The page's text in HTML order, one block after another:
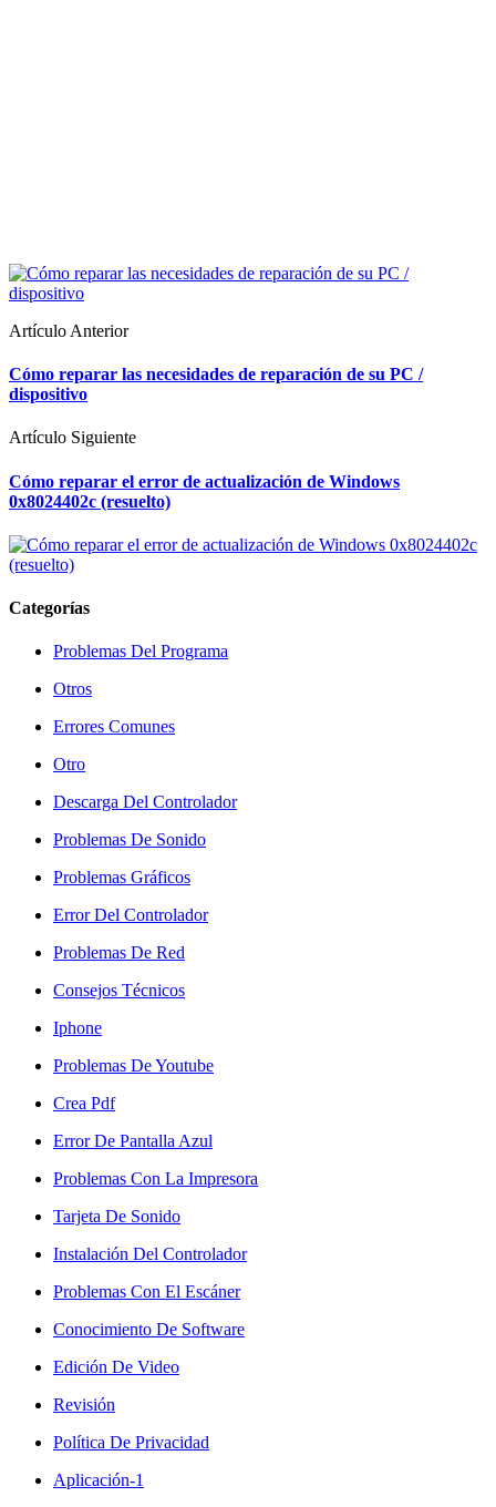
Artículo Anterior
Cómo reparar las necesidades de reparación de su PC /
dispositivo
Artículo Siguiente
Cómo reparar el error de actualización de Windows
0x8024402c (resuelto)
Categorías
Problemas Del Programa
Otros
Errores Comunes
Otro
Descarga Del Controlador
Problemas De Sonido
Problemas Gráficos
Error Del Controlador
Problemas De Red
Consejos Técnicos
Iphone
Problemas De Youtube
Crea Pdf
Error De Pantalla Azul
Problemas Con La Impresora
Tarjeta De Sonido
Instalación Del Controlador
Problemas Con El Escáner
Conocimiento De Software
Edición De Video
Revisión
Política De Privacidad
Aplicación-1